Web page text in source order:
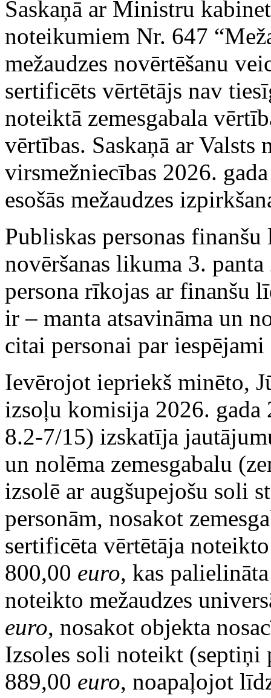
Saskaņā ar Ministru
noteikumiem Nr. 647
mežaudzes novērtēšanu
sertificēts vērtētājs nav
noteiktā zemesgabala
vērtības. Saskaņā ar Valsts
virsmežniecības 2026.
esošās mežaudzes
Publiskas personas
novēršanas likuma 3.
persona rīkojas ar finanšu
ir – manta atsavināma un
citai personai par iespējami
Ievērojot iepriekš minēto,
izsoļu komisija 2026.
8.2-7/15) izskatīja
un nolēma zemesgabalu
izsolē ar augšupejošu soli
personām, nosakot
sertificēta vērtētāja
800,00 euro, kas
noteikto mežaudzes
euro, nosakot objekta
Izsoles soli noteikt (septiņi
889,00 euro, noapaļojot